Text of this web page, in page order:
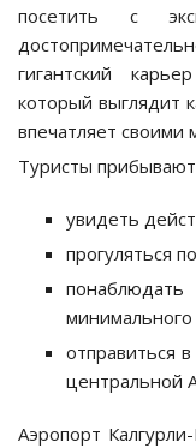
посетить с
гигантский
который выглядит
впечатляет своими
Туристы
увидеть
прогуляться
минимального
отправиться
центральной
Аэропорт